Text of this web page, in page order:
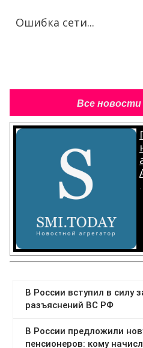
Ошибка сети...
Все новости
.